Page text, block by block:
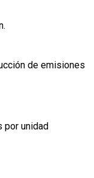
de emisiones
por unidad